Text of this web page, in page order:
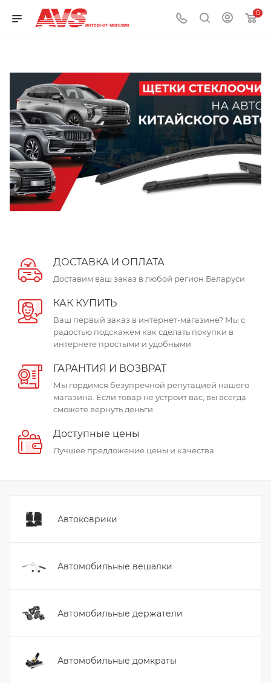
0
ДОСТАВКА И ОПЛАТА
Доставим ваш заказ в любой регион Беларуси
КАК КУПИТЬ
Ваш первый заказ в интернет-магазине? Мы с
радостью подскажем как сделать покупки в
интернете простыми и удобными
ГАРАНТИЯ И ВОЗВРАТ
Мы гордимся безупречной репутацией нашего
магазина. Если товар не устроит вас, вы всегда
сможете вернуть деньги
Доступные цены
Лучшее предложение цены и качества
Автоковрики
Автомобильные вешалки
Автомобильные держатели
Автомобильные домкраты